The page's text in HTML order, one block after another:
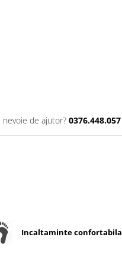
nevoie de ajutor? 0376.448.057
Incaltaminte confortabila